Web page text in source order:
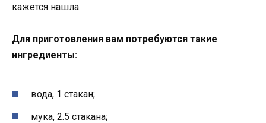
кажется нашла.
Для приготовления вам потребуются такие
ингредиенты:
вода, 1 стакан;
мука, 2.5 стакана;